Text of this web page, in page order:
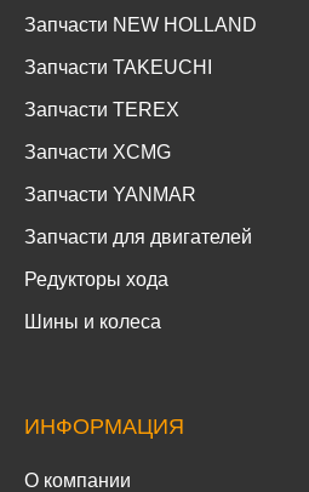
Запчасти NEW HOLLAND
Запчасти TAKEUCHI
Запчасти TEREX
Запчасти XCMG
Запчасти YANMAR
Запчасти для двигателей
Редукторы хода
Шины и колеса
ИНФОРМАЦИЯ
О компании